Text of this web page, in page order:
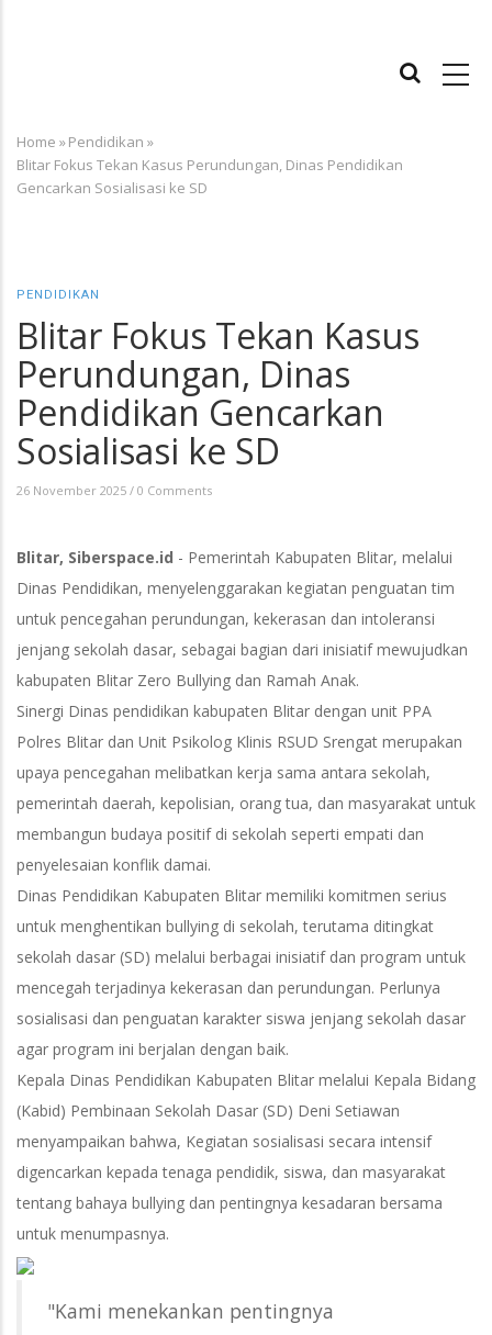
Breadcrumb
Home »Pendidikan »
Blitar Fokus Tekan Kasus Perundungan, Dinas Pendidikan
Gencarkan Sosialisasi ke SD
PENDIDIKAN
Blitar Fokus Tekan Kasus
Perundungan, Dinas
Pendidikan Gencarkan
Sosialisasi ke SD
26 November 2025 / 0 Comments
Blitar, Siberspace.id - Pemerintah Kabupaten Blitar, melalui
Dinas Pendidikan, menyelenggarakan kegiatan penguatan tim
untuk pencegahan perundungan, kekerasan dan intoleransi
jenjang sekolah dasar, sebagai bagian dari inisiatif mewujudkan
kabupaten Blitar Zero Bullying dan Ramah Anak.
Sinergi Dinas pendidikan kabupaten Blitar dengan unit PPA
Polres Blitar dan Unit Psikolog Klinis RSUD Srengat merupakan
upaya pencegahan melibatkan kerja sama antara sekolah,
pemerintah daerah, kepolisian, orang tua, dan masyarakat untuk
membangun budaya positif di sekolah seperti empati dan
penyelesaian konflik damai.
Dinas Pendidikan Kabupaten Blitar memiliki komitmen serius
untuk menghentikan bullying di sekolah, terutama ditingkat
sekolah dasar (SD) melalui berbagai inisiatif dan program untuk
mencegah terjadinya kekerasan dan perundungan. Perlunya
sosialisasi dan penguatan karakter siswa jenjang sekolah dasar
agar program ini berjalan dengan baik.
Kepala Dinas Pendidikan Kabupaten Blitar melalui Kepala Bidang
(Kabid) Pembinaan Sekolah Dasar (SD) Deni Setiawan
menyampaikan bahwa, Kegiatan sosialisasi secara intensif
digencarkan kepada tenaga pendidik, siswa, dan masyarakat
tentang bahaya bullying dan pentingnya kesadaran bersama
untuk menumpasnya.
"Kami menekankan pentingnya